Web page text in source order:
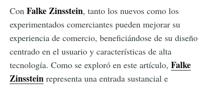
Con Falke Zinsstein, tanto los nuevos como los
experimentados comerciantes pueden mejorar su
experiencia de comercio, beneficiándose de su diseño
centrado en el usuario y características de alta
tecnología. Como se exploró en este artículo, Falke
Zinsstein representa una entrada sustancial e